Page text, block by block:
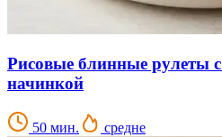
Рисовые блинные рулеты
начинкой
50 мин. средне